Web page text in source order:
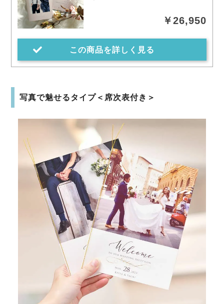
￥26,950
この商品を詳しく見る
写真で魅せるタイプ＜席次表付き＞